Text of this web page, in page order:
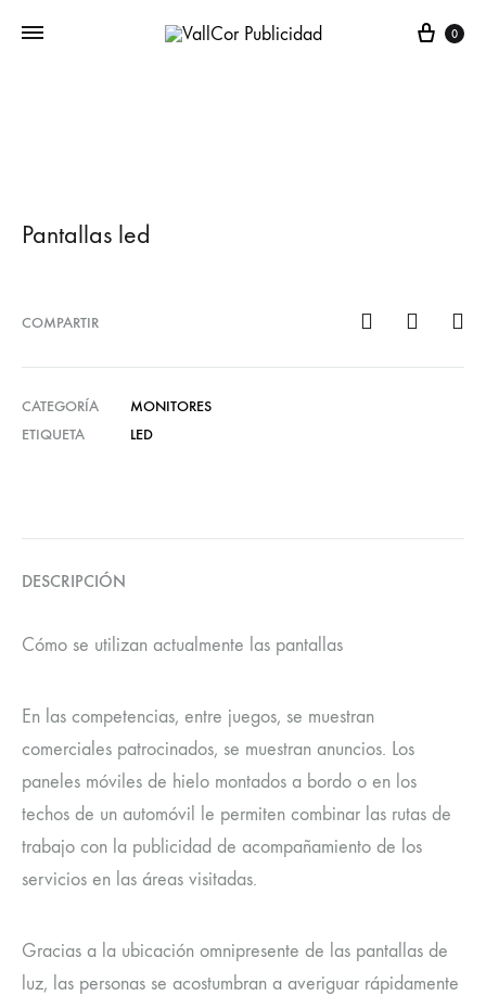
Carro
0
Pantallas led
COMPARTIR
CATEGORÍA
MONITORES
ETIQUETA
LED
DESCRIPCIÓN
Cómo se utilizan actualmente las pantallas
En las competencias, entre juegos, se muestran
comerciales patrocinados, se muestran anuncios. Los
paneles móviles de hielo montados a bordo o en los
techos de un automóvil le permiten combinar las rutas de
trabajo con la publicidad de acompañamiento de los
servicios en las áreas visitadas.
Gracias a la ubicación omnipresente de las pantallas de
luz, las personas se acostumbran a averiguar rápidamente